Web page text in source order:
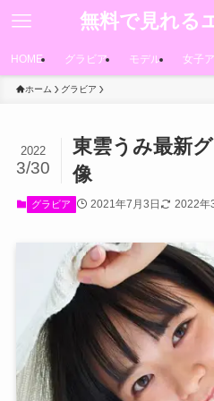
無料で見れる
HOME グラビア モデル 女子
ホーム グラビア
東雲うみ最新
像
2022
3/30
グラビア 2021年7月3日 2022年